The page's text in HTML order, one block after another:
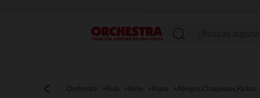
Menú
Orchestra Kids Niño Ropa Abrigos,Chaquetas,Parkas